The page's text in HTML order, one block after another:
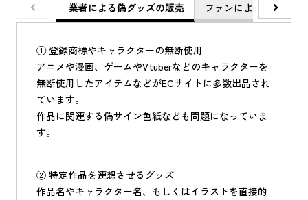
業者による偽グッズの販売 ファンによる非公式グ
① 登録商標やキャラクターの無断使用
アニメや漫画、ゲームやVtuberなどのキャラクターを
無断使用したアイテムなどがECサイトに多数出品され
ています。
作品に関連する偽サイン色紙なども問題になっていま
す。
② 特定作品を連想させるグッズ
作品名やキャラクター名、もしくはイラストを直接的